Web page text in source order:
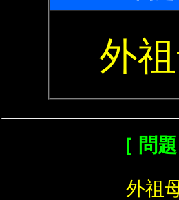
外
［ 問題
外祖